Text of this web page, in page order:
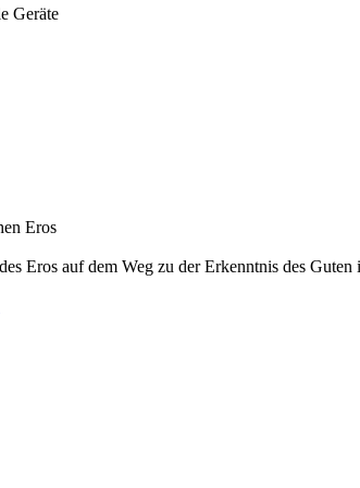
Geräte
Eros
Eros auf dem Weg zu der Erkenntnis des